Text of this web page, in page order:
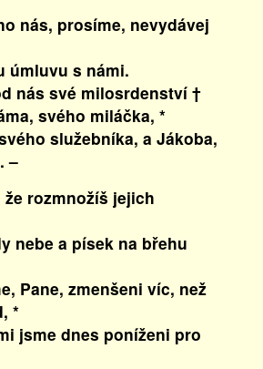
nás, prosíme, nevydávej
s námi.
nás své milosrdenství †
svého miláčka, *
služebníka, a Jákoba,
–
rozmnožíš jejich
a písek na břehu
Pane, zmenšeni víc, než
*
jsme dnes poníženi pro